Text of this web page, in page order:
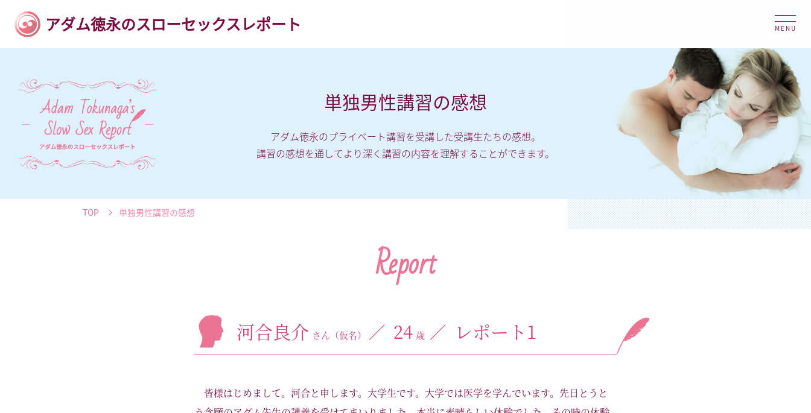
アダム徳永のスローセックスレポート MENU
単独男性講習の感想
アダム徳永のプライベート講習を受講した受講生たちの感想。
講習の感想を通してより深く講習の内容を理解することができます。
TOP 単独男性講習の感想
Report
河合良介 さん（仮名） 24 歳 レポート1
皆様はじめまして。河合と申します。大学生です。大学では医学を学んでいます。先日とうと